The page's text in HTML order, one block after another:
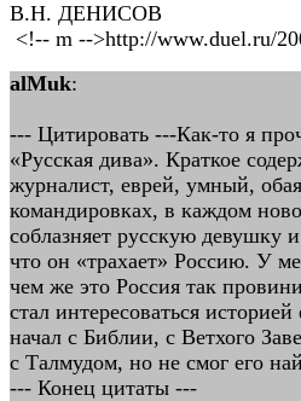
В.Н. ДЕНИСОВ
<!-- m -->http://www.duel.ru/
alMuk:
--- Цитировать ---Как-то я
«Русская дива». Краткое
журналист, еврей, умный,
командировках, в каждом
соблазняет русскую девушку
что он «трахает» Россию. У
чем же это Россия так
стал интересоваться
начал с Библии, с Ветхого
с Талмудом, но не смог его
--- Конец цитаты ---